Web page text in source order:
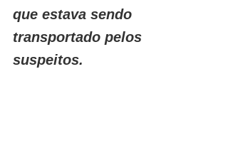
que estava sendo
transportado pelos
suspeitos.